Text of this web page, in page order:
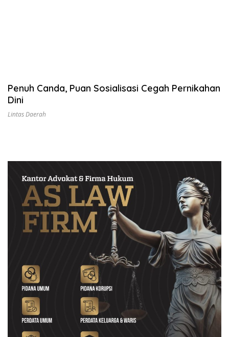
Penuh Canda, Puan Sosialisasi Cegah Pernikahan
Dini
Lintas Daerah